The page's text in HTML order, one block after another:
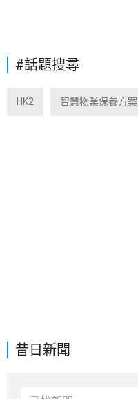
昔日新聞
#話題搜尋
HK2 智慧物業保養方案